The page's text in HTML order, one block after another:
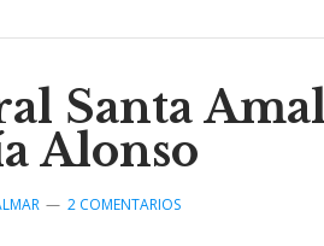
EstupiñanSanta
Alonso
2 COMENTARIOS